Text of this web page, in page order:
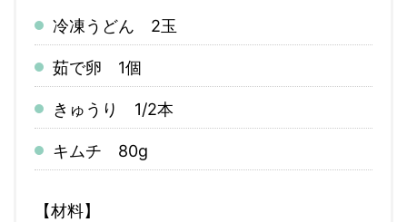
冷凍うどん 2玉
茹で卵 1個
きゅうり 1/2本
キムチ 80g
【材料】